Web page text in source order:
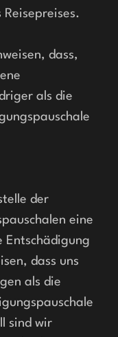
dass,
als die
der
eine
Entschädigung
dass uns
als die
sind wir